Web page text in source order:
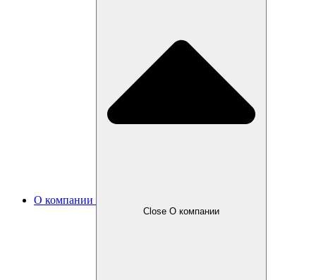
О компании
Close О компании